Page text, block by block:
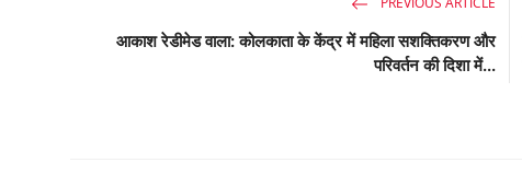
आकाश रेडीमेड वाला: कोलकाता के केंद्र में महिला सशक्तिकरण और
परिवर्तन की दिशा में...